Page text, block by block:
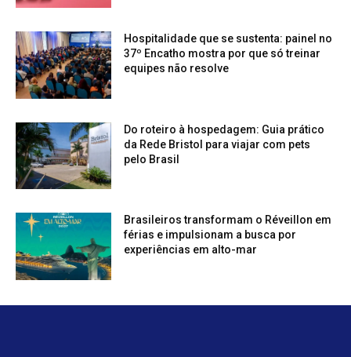
Hospitalidade que se sustenta: painel no
37º Encatho mostra por que só treinar
equipes não resolve
Do roteiro à hospedagem: Guia prático
da Rede Bristol para viajar com pets
pelo Brasil
Brasileiros transformam o Réveillon em
férias e impulsionam a busca por
experiências em alto-mar